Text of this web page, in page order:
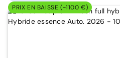
PRIX EN BAISSE (-1100 €)